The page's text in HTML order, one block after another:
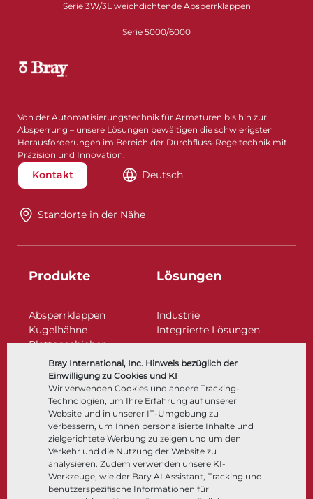
Bray International, Inc. Hinweis bezüglich der
Einwilligung zu Cookies und KI
Wir verwenden Cookies und andere Tracking-
Technologien, um Ihre Erfahrung auf unserer
Website und in unserer IT-Umgebung zu
verbessern, um Ihnen personalisierte Inhalte und
zielgerichtete Werbung zu zeigen und um den
Verkehr und die Nutzung der Website zu
analysieren. Zudem verwenden unsere KI-
Werkzeuge, wie der Bary AI Assistant, Tracking und
benutzerspezifische Informationen für
Serie 3W/3L weichdichtende Absperrklappen
Serie 5000/6000
Von der Automatisierungstechnik für Armaturen bis hin zur
Absperrung – unsere Lösungen bewältigen die schwierigsten
Herausforderungen im Bereich der Durchfluss-Regeltechnik mit
Präzision und Innovation.
Kontakt Deutsch
Standorte in der Nähe​​​​​​​
Produkte
Absperrklappen
Kugelhähne
Plattenschieber
Regelarmaturen
Rückschlagklappen
Antriebe | Betätigungen
Steuer- und Regeltechnik
Tieftemperatur​​​​​​​
Lösungen
Industrie
Integrierte Lösungen
Unternehmen
Über
Standorte
Dokumentation
Dokumente
Wissenszentrum